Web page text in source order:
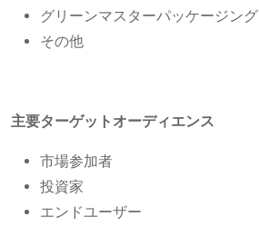
グリーンマスターパッケージング
その他
主要ターゲットオーディエンス
市場参加者
投資家
エンドユーザー